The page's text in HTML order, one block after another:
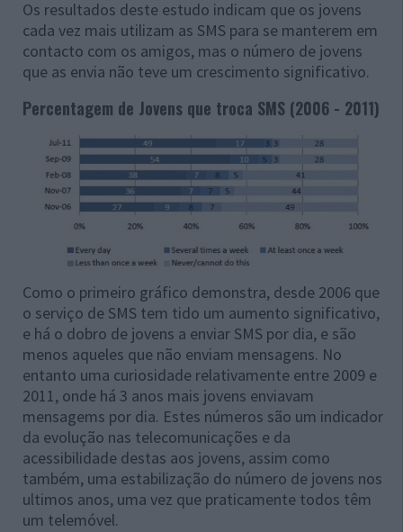
Os resultados deste estudo indicam que os jovens
cada vez mais utilizam as SMS para se manterem em
contacto com os amigos, mas o número de jovens
que as envia não teve um crescimento significativo.
Percentagem de Jovens que troca SMS (2006 - 2011)
Como o primeiro gráfico demonstra, desde 2006 que
o serviço de SMS tem tido um aumento significativo,
e há o dobro de jovens a enviar SMS por dia, e são
menos aqueles que não enviam mensagens. No
entanto uma curiosidade relativamente entre 2009 e
2011, onde há 3 anos mais jovens enviavam
mensagems por dia. Estes números são um indicador
da evolução nas telecomunicações e da
acessibilidade destas aos jovens, assim como
também, uma estabilização do número de jovens nos
ultimos anos, uma vez que praticamente todos têm
um telemóvel.